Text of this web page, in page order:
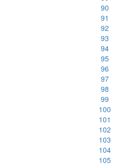
90
91
92
93
94
95
96
97
98
99
100
101
102
103
104
105